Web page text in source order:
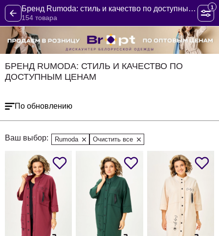
Бренд Rumoda: стиль и качество по доступным ценам
154 товара
1
БРЕНД RUMODA: СТИЛЬ И КАЧЕСТВО ПО
ДОСТУПНЫМ ЦЕНАМ
По обновлению
Ваш выбор: Rumoda Очистить все